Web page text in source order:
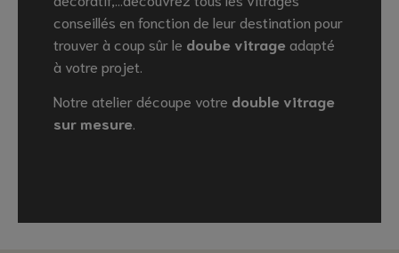
conseillés en fonction de leur destination pour
trouver à coup sûr le doube vitrage adapté
à votre projet.
Notre atelier découpe votre double vitrage
sur mesure